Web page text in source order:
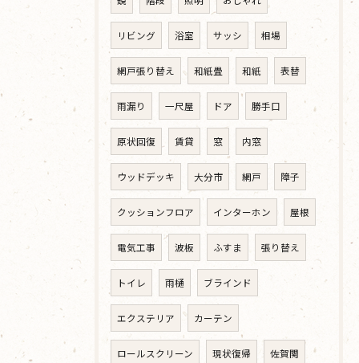
リビング 浴室 サッシ 相場
網戸張り替え 和紙畳 和紙 表替
雨漏り 一尺屋 ドア 勝手口
原状回復 賃貸 窓 内窓
ウッドデッキ 大分市 網戸 障子
クッションフロア インターホン 屋根
電気工事 波板 ふすま 張り替え
トイレ 雨樋 ブラインド
エクステリア カーテン
ロールスクリーン 現状復帰 佐賀関